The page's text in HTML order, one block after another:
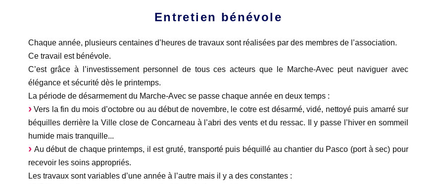
Entretien bénévole
Chaque année, plusieurs centaines d’heures de travaux sont réalisées par des membres de l’association.
Ce travail est bénévole.
C’est grâce à l’investissement personnel de tous ces acteurs que le Marche-Avec peut naviguer avec
élégance et sécurité dès le printemps. ​
La période de désarmement du Marche-Avec se passe chaque année en deux temps :
Vers la fin du mois d’octobre ou au début de novembre, le cotre est désarmé, vidé, nettoyé puis amarré sur
béquilles derrière la Ville close de Concarneau à l’abri des vents et du ressac. Il y passe l’hiver en sommeil
humide mais tranquille...
Au début de chaque printemps, il est gruté, transporté puis béquillé au chantier du Pasco (port à sec) pour
recevoir les soins appropriés.
Les travaux sont variables d’une année à l’autre mais il y a des constantes :